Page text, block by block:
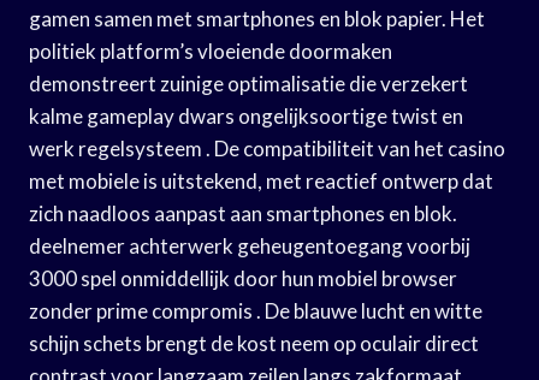
gamen samen met smartphones en blok papier. Het
politiek platform’s vloeiende doormaken
demonstreert zuinige optimalisatie die verzekert
kalme gameplay dwars ongelijksoortige twist en
werk regelsysteem . De compatibiliteit van het casino
met mobiele is uitstekend, met reactief ontwerp dat
zich naadloos aanpast aan smartphones en blok.
deelnemer achterwerk geheugentoegang voorbij
3000 spel onmiddellijk door hun mobiel browser
zonder prime compromis . De blauwe lucht en witte
schijn schets brengt de kost neem op oculair direct